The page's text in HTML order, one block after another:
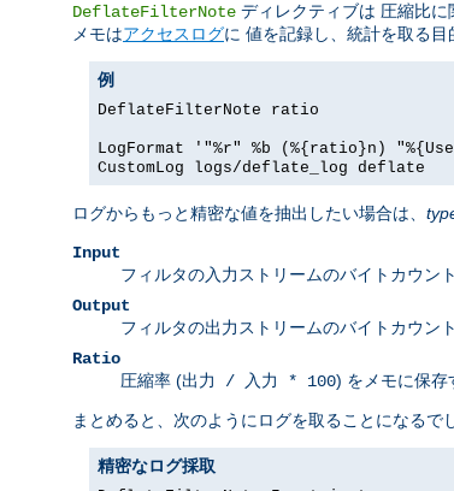
DeflateFilterNote ディレクティブは 圧縮比
メモはアクセスログに 値を記録し、統計を取る目
例
DeflateFilterNote ratio
LogFormat '"%r" %b (%{ratio}n)
CustomLog logs/deflate_log deflate
ログからもっと精密な値を抽出したい場合は、
Input
フィルタの入力ストリームのバイトカウン
Output
フィルタの出力ストリームのバイトカウン
Ratio
圧縮率 (出力 / 入力 * 100) をメモに保存
まとめると、次のようにログを取ることになるで
精密なログ採取